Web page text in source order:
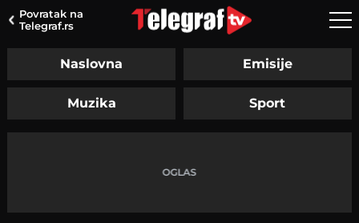
Povratak na
Telegraf.rs
Naslovna Emisije
Muzika Sport